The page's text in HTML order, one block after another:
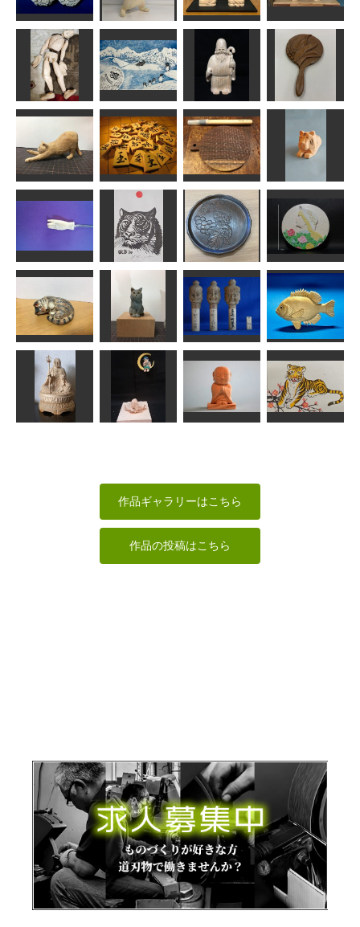
雲中供養稚児
菩薩
kiyonk
応援する猫さ
ん
藤枝駆男
金剛力士
なんぺい
獅子
なんぺい
マリオネット
（1号）
キンタキンテ。
春がきたらい
いな
すずめようこ
福禄寿
しんちゃん
木彫鏡
波間
将棋駒
RinRin
Carving
CuttingBoard…
Hot'nToshi
寅
合之内麻呂
開き手(ペンダ
ント）
hamachi92
年賀状「寅」4
道刃物★所蔵参考
ぶどうのお盆
みぽりん
薔薇と少女
shadow
眠る猫
LOVEクラフト
ア
波間
仏頭 持国天
＆仁王
ta-chann
ブルーギル
MINI
水月かのん
ぞうさま
作品ギャラリーはこちら
作品の投稿はこちら